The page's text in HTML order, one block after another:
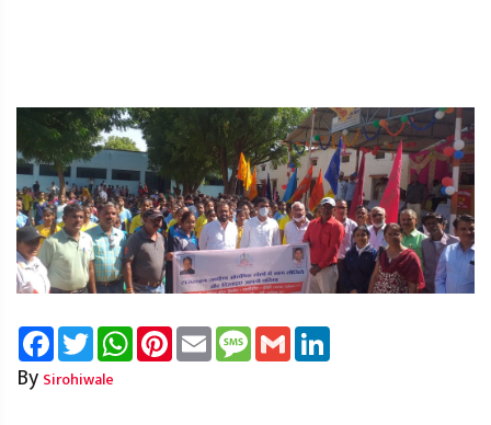
FacebookTwitterWhatsAppPinterest
Email Message
Gmail
By Sirohiwale